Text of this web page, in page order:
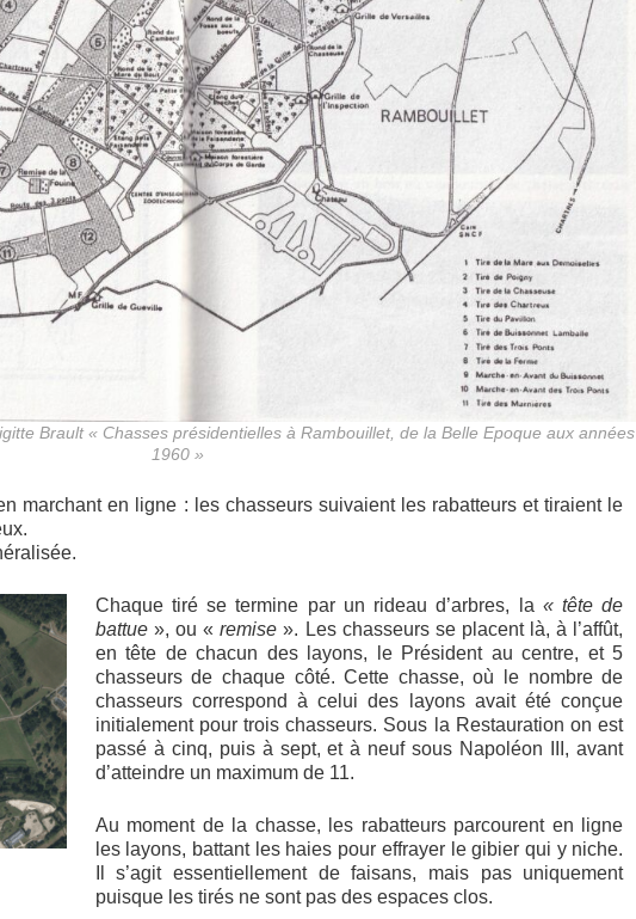
Brault « Chasses présidentielles à Rambouillet, de la Belle Epoque aux années
1960 »
marchant en ligne : les chasseurs suivaient les rabatteurs et tiraient le
Chaque tiré se termine par un rideau d’arbres, la « tête de
battue », ou «remise ». Les chasseurs se placent là, à l’affût,
en tête de chacun des layons, le Président au centre, et 5
chasseurs de chaque côté. Cette chasse, où le nombre de
chasseurs correspond à celui des layons avait été conçue
initialement pour trois chasseurs. Sous la Restauration on est
passé à cinq, puis à sept, et à neuf sous Napoléon III, avant
d’atteindre un maximum de 11.
Au moment de la chasse, les rabatteurs parcourent en ligne
les layons, battant les haies pour effrayer le gibier qui y niche.
Il s’agit essentiellement de faisans, mais pas uniquement
puisque les tirés ne sont pas des espaces clos.